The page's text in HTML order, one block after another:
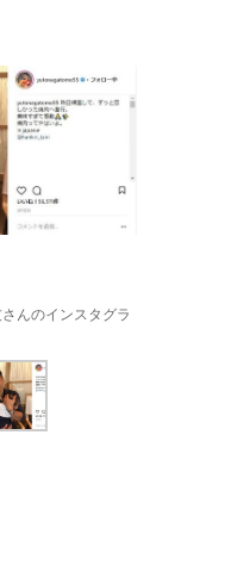
んのインスタグラ